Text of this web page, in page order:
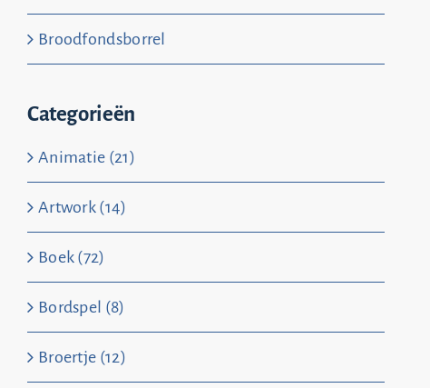
Broodfondsborrel
Categorieën
Animatie (21)
Artwork (14)
Boek (72)
Bordspel (8)
Broertje (12)